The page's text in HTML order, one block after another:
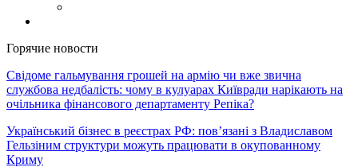
Горячие новости
Свідоме гальмування грошей на армію чи вже звична
службова недбалість: чому в кулуарах Київради нарікають на
очільника фінансового департаменту Репіка?
Український бізнес в реєстрах РФ: пов’язані з Владиславом
Гельзіним структури можуть працювати в окупованному
Криму